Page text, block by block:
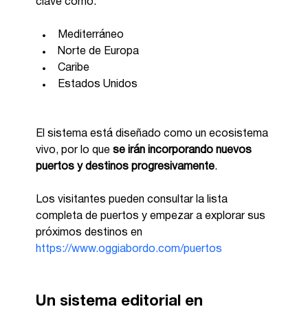
Mediterráneo
Norte de Europa
Caribe
Estados Unidos
El sistema está diseñado como un ecosistema
vivo, por lo que se irán incorporando nuevos
puertos y destinos progresivamente.
Los visitantes pueden consultar la lista
completa de puertos y empezar a explorar sus
próximos destinos en
https://www.oggiabordo.com/puertos
Un sistema editorial en